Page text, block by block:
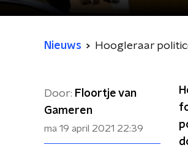
Nieuws Hoogleraar
Door: Floortje van
Gameren
ma 19 april 2021 22:39